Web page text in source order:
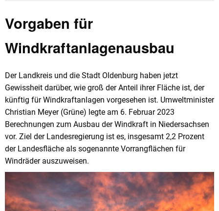
Vorgaben für
Windkraftanlagenausbau
Der Landkreis und die Stadt Oldenburg haben jetzt
Gewissheit darüber, wie groß der Anteil ihrer Fläche ist, der
künftig für Windkraftanlagen vorgesehen ist. Umweltminister
Christian Meyer (Grüne) legte am 6. Februar 2023
Berechnungen zum Ausbau der Windkraft in Niedersachsen
vor. Ziel der Landesregierung ist es, insgesamt 2,2 Prozent
der Landesfläche als sogenannte Vorrangflächen für
Windräder auszuweisen.